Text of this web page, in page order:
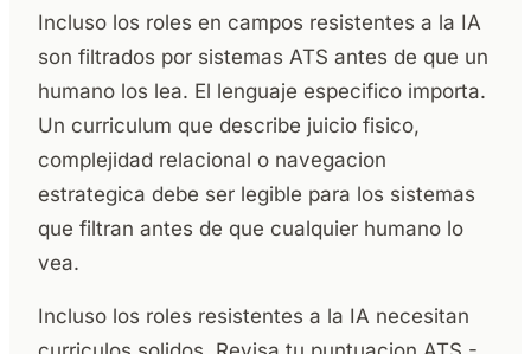
Incluso los roles en campos resistentes a la IA
son filtrados por sistemas ATS antes de que un
humano los lea. El lenguaje especifico importa.
Un curriculum que describe juicio fisico,
complejidad relacional o navegacion
estrategica debe ser legible para los sistemas
que filtran antes de que cualquier humano lo
vea.
Incluso los roles resistentes a la IA necesitan